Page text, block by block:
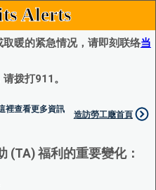
Alerts
暖的紧急情况，请即刻联络当
拨打911。
裡查看更多資訊
造訪勞工廰首頁
(TA) 福利的重要變化：